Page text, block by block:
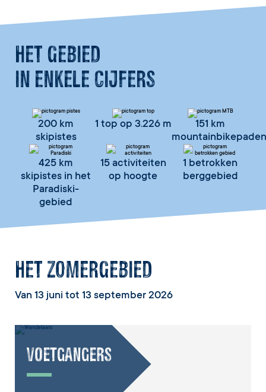
Het gebied
in enkele cijfers
200 km
skipistes
1 top op 3.226 m
151 km
mountainbikepaden
425 km
skipistes in het
Paradiski-
gebied
15 activiteiten
op hoogte
1 betrokken
berggebied
Het zomergebied
Van 13 juni tot 13 september 2026
VOETGANGERS